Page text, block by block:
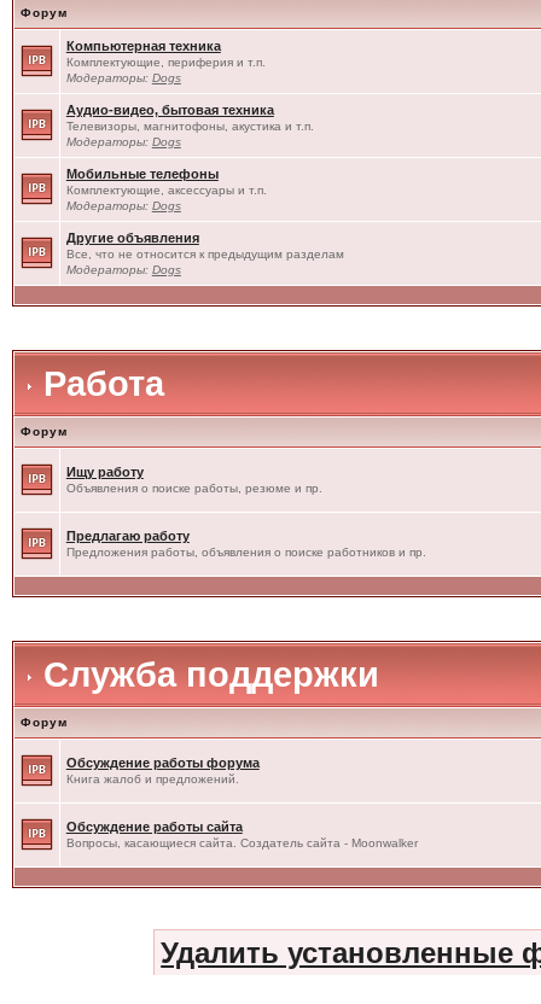
Форум
Компьютерная техника
Комплектующие, периферия и т.п.
Модераторы: Dogs
Аудио-видео, бытовая техника
Телевизоры, магнитофоны, акустика и т.п.
Модераторы: Dogs
Мобильные телефоны
Комплектующие, аксессуары и т.п.
Модераторы: Dogs
Другие объявления
Все, что не относится к предыдущим разделам
Модераторы: Dogs
Работа
Форум
Ищу работу
Объявления о поиске работы, резюме и пр.
Предлагаю работу
Предложения работы, объявления о поиске работников и пр.
Служба поддержки
Форум
Обсуждение работы форума
Книга жалоб и предложений.
Обсуждение работы сайта
Вопросы, касающиеся сайта. Создатель сайта - Moonwalker
Удалить установленные